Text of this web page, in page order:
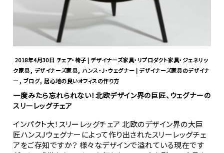
2018年4月30日 チェア・椅子 | デザイナーズ家具・リプロダクト家具・ジェネリッ
ク家具, デザイナーズ家具, ハンス・J・ウェグナー | デザイナーズ家具のデザイナ
ー, ブログ, 居心地の良いオフィスの作り方
一度みたら忘れられない！北欧デザイン界の巨匠、ウェグナーの
スリーレッグチェア
インパクト大！スリーレッグチェア 北欧のデザイン界の大巨
匠ハンスJウェグナーによって作り出されたスリーレッグチェ
アをご存知ですか？ 様々なデザインで溢れている現在です